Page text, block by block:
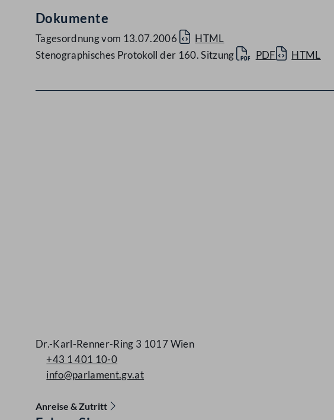
Dokumente
Tagesordnung vom 13.07.2006
HTML
Stenographisches Protokoll der 160. Sitzung
PDF HTML
Dr.-Karl-Renner-Ring 3 1017 Wien
+43 1 401 10-0
info@parlament.gv.at
Anreise & Zutritt